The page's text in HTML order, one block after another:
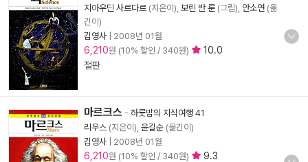
지아우딘 사르다르 (지은이), 보린 반 룬 (그림), 안소연 (옮
긴이)
김영사
2008년 01월
6,210원 (10% 할인 / 340원)
10.0
절판
마르크스 - 하룻밤의 지식여행 41
리우스 (지은이), 윤길순 (옮긴이)
김영사
2008년 01월
6,210원 (10% 할인 / 340원)
9.3